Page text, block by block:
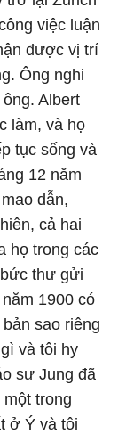
việc luận
được vị trí
Ông nghi
Albert
làm, và họ
tục sống và
12 năm
dẫn,
cả hai
họ trong các
thư gửi
1900 có
sao riêng
và tôi hy
sư Jung đã
trong
ở Ý và tôi